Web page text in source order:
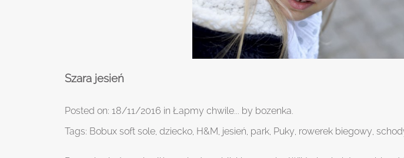
Szara jesień
Posted on: 18/11/2016 in Łapmy chwile... by bozenka.
Tags: Bobux soft sole, dziecko, H&M, jesień, park, Puky, rowerek biegowy,